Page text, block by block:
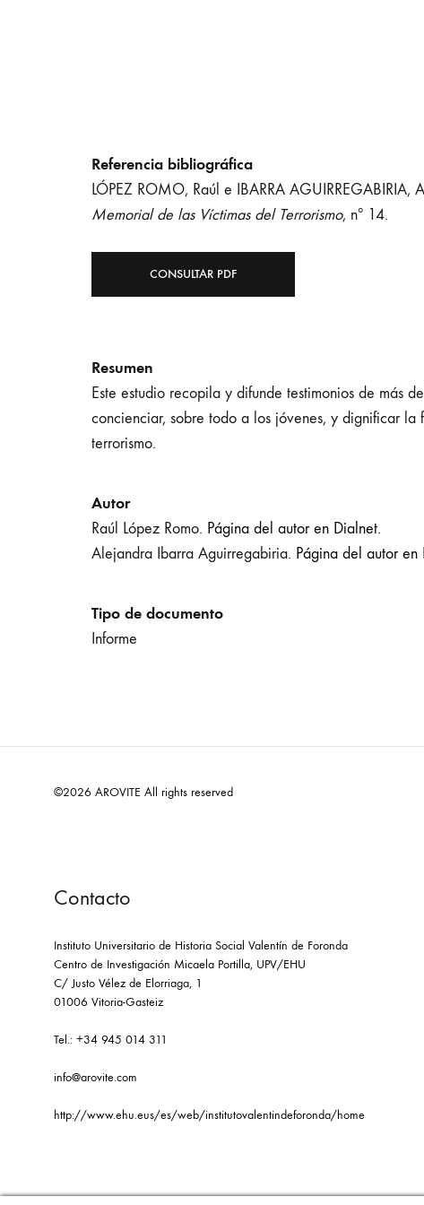
Referencia bibliográfica
LÓPEZ ROMO, Raúl e IBARRA
Memorial de las Víctimas del Terrorismo, nº 14.
CONSULTAR PDF
Resumen
Este estudio recopila y difunde testimonios de más
concienciar, sobre todo a los jóvenes, y dignificar
terrorismo.
Autor
Raúl López Romo. Página del autor en Dialnet.
Alejandra Ibarra Aguirregabiria. Página del autor en
Tipo de documento
Informe
©2026 AROVITE All rights reserved
Contacto
Instituto Universitario de Historia Social Valentín de Foronda
Centro de Investigación Micaela Portilla, UPV/EHU
C/ Justo Vélez de Elorriaga, 1
01006 Vitoria-Gasteiz
Tel.: +34 945 014 311
info@arovite.com
http://www.ehu.eus/es/web/institutovalentindeforonda/home